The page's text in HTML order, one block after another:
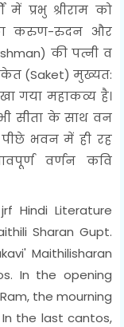
प्रभु श्रीराम को
का करुण-रुदन और
की पत्नी व
(Saket) मुख्यत:
गया महाकव्य है।
सीता के साथ वन
भवन में ही रह
वर्णन कवि
Hindi Literature
Sharan Gupt.
Maithilisharan
In the opening
the mourning
the last cantos,